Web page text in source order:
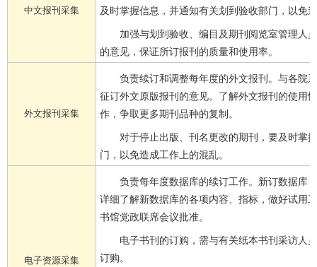
中文报刊采集
及时掌握信息，并通知有关划到验收部门，以免
加强与划到验收、编目及期刊阅览室管理人
的意见，保证所订报刊的质量和使用率。
外文报刊采集
负责续订和调整每年度的外文报刊。与各院
征订外文原版报刊的意见。了解外文报刊的使用
作，争取更多期刊品种的复制。
对于停止出版、刊名更改的期刊，要及时掌
门，以免造成工作上的混乱。
电子资源采集
负责每年度数据库的续订工作。新订数据库
详细了解新数据库的各项内容、指标，做好试用
书馆党政联席会议批准。
电子书刊的订购，需与有关纸本书刊采访人
订购。